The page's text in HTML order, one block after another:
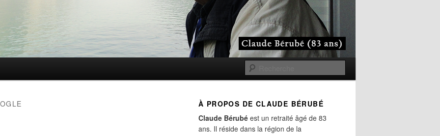
À PROPOS DE CLAUDE BÉRUBÉ
Claude Bérubé est un retraité âgé de 83
ans. Il réside dans la région de la